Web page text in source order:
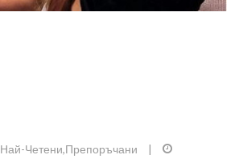
Най-Четени,Препоръчани
|